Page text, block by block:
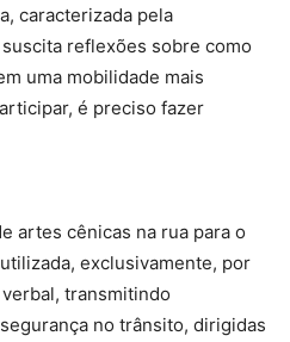
caracterizada pela
reflexões sobre como
uma mobilidade mais
é preciso fazer
artes cênicas na rua para o
exclusivamente, por
transmitindo
no trânsito, dirigidas